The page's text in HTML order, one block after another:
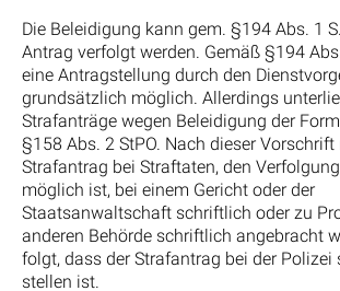
Die Beleidigung kann gem. §194 Abs. 1
Antrag verfolgt werden. Gemäß §194
eine Antragstellung durch den
grundsätzlich möglich. Allerdings
Strafanträge wegen Beleidigung der
§158 Abs. 2 StPO. Nach dieser
Strafantrag bei Straftaten, den
möglich ist, bei einem Gericht oder der
Staatsanwaltschaft schriftlich oder zu
anderen Behörde schriftlich angebracht
folgt, dass der Strafantrag bei der Polizei
stellen ist.